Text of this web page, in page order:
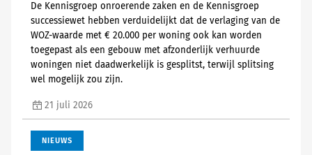
De Kennisgroep onroerende zaken en de Kennisgroep
successiewet hebben verduidelijkt dat de verlaging van de
WOZ-waarde met € 20.000 per woning ook kan worden
toegepast als een gebouw met afzonderlijk verhuurde
woningen niet daadwerkelijk is gesplitst, terwijl splitsing
wel mogelijk zou zijn.
21 juli 2026
NIEUWS